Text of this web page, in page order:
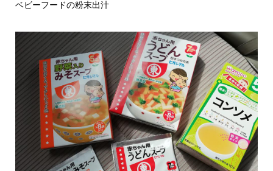
ベビーフードの粉末出汁